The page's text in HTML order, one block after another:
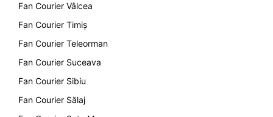
Fan Courier Vâlcea
Fan Courier Timiș
Fan Courier Teleorman
Fan Courier Suceava
Fan Courier Sibiu
Fan Courier Sălaj